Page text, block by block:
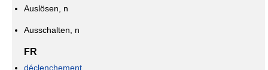
Auslösen, n
Ausschalten, n
FR
déclenchement